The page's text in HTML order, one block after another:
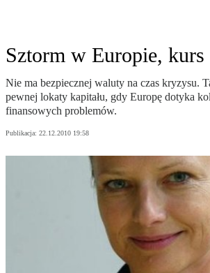
Sztorm w Europie, kurs
Nie ma bezpiecznej waluty na czas kryzysu.
pewnej lokaty kapitału, gdy Europę dotyka
finansowych problemów.
Publikacja: 22.12.2010 19:58